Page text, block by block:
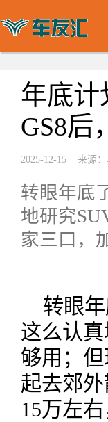
年底计
GS8后
2025-12-15 来源
转眼年底
地研究
家三口，
转眼
这么认
够用；
起去郊
15万左